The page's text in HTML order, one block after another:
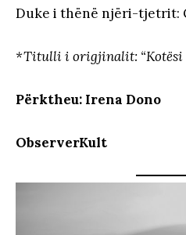
Duke i thënë njëri-tjetrit:
*Titulli i origjinalit: “Kotësi
Përktheu: Irena Dono
ObserverKult